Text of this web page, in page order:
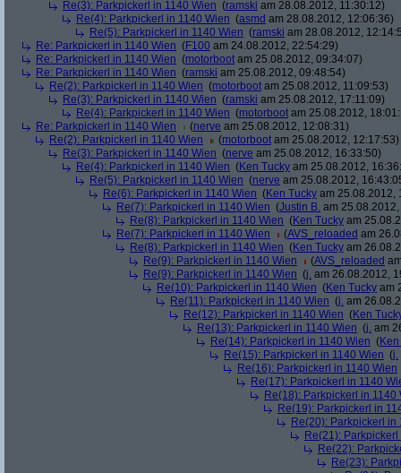
Re(3): Parkpickerl in 1140 Wien (ramski am 28.08.2012, 11:30:12)
Re(4): Parkpickerl in 1140 Wien (asmd am 28.08.2012, 12:06:36)
Re(5): Parkpickerl in 1140 Wien (ramski am 28.08.2012,
Re: Parkpickerl in 1140 Wien (F100 am 24.08.2012, 22:54:29)
Re: Parkpickerl in 1140 Wien (motorboot am 25.08.2012, 09:34:07)
Re: Parkpickerl in 1140 Wien (ramski am 25.08.2012, 09:48:54)
Re(2): Parkpickerl in 1140 Wien (motorboot am 25.08.2012, 11:09:53)
Re(3): Parkpickerl in 1140 Wien (ramski am 25.08.2012, 17:11:09)
Re(4): Parkpickerl in 1140 Wien (motorboot am 25.08.2012,
Re: Parkpickerl in 1140 Wien
(nerve am 25.08.2012, 12:08:31)
Re(2): Parkpickerl in 1140 Wien
(motorboot am 25.08.2012, 12:17:53)
Re(3): Parkpickerl in 1140 Wien (nerve am 25.08.2012, 16:33:50)
Re(4): Parkpickerl in 1140 Wien (Ken Tucky am 25.08.2012,
Re(5): Parkpickerl in 1140 Wien (nerve am 25.08.2012,
Re(6): Parkpickerl in 1140 Wien (Ken Tucky am 25.08.2012,
Re(7): Parkpickerl in 1140 Wien (Justin B. am
Re(8): Parkpickerl in 1140 Wien (Ken Tucky am
Re(7): Parkpickerl in 1140 Wien
(AVS_reloaded am
Re(8): Parkpickerl in 1140 Wien (Ken Tucky am
Re(9): Parkpickerl in 1140 Wien
(AVS_reloaded
Re(9): Parkpickerl in 1140 Wien (j. am 26.08.2012,
Re(10): Parkpickerl in 1140 Wien (Ken Tucky am
Re(11): Parkpickerl in 1140 Wien (j. am
Re(12): Parkpickerl in 1140 Wien (Ken
Re(13): Parkpickerl in 1140 Wien (j. am
Re(14): Parkpickerl in 1140 Wien (
Re(15): Parkpickerl in 1140 Wien (j.
Re(16): Parkpickerl in 1140 Wien
Re(17): Parkpickerl in 1140
Re(18): Parkpickerl in 1140
Re(19): Parkpickerl in
Re(20): Parkpickerl in
Re(21):
Re(22):
Re(23):